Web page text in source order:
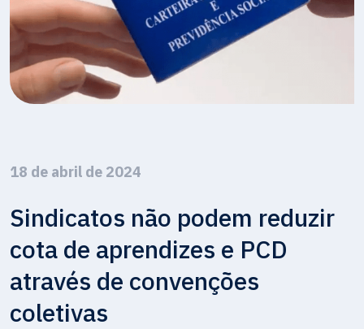
18 de abril de 2024
Sindicatos não podem reduzir
cota de aprendizes e PCD
através de convenções
coletivas